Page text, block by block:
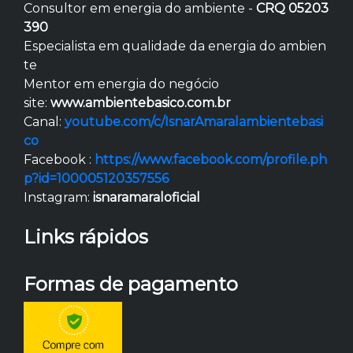
Consultor em energia do ambiente - CRQ 05203
390
Especialista em qualidade da energia do ambien
te
Mentor em energia do negócio
site: www.ambientebasico.com.br
Canal: youtube.com/c/IsnarAmaralambientebasi
co
Facebook : https://www.facebook.com/profile.ph
p?id=100005120357556
Instagram: isnaramaraloficial
Links rápidos
Formas de pagamento